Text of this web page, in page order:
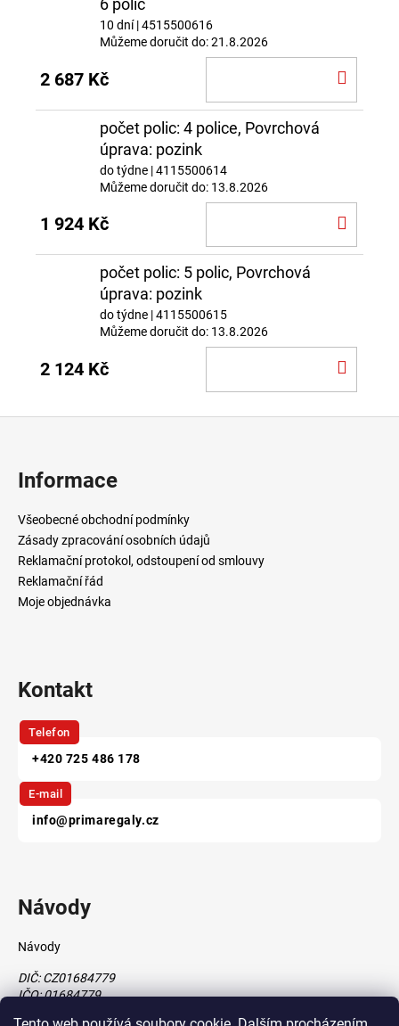
6 polic
10 dní| 4515500616
Můžeme doručit do:21.8.2026
2 687 Kč
počet polic: 4 police, Povrchová
úprava: pozink
do týdne | 4115500614
Můžeme doručit do: 13.8.2026
1 924 Kč
počet polic: 5 polic, Povrchová
úprava: pozink
do týdne | 4115500615
Můžeme doručit do: 13.8.2026
2 124 Kč
Informace
Všeobecné obchodní podmínky
Zásady zpracování osobních údajů
Reklamační protokol, odstoupení od smlouvy
Reklamační řád
Moje objednávka
Kontakt
Telefon
+420 725 486 178
E-mail
info@primaregaly.cz
Návody
Návody
DIČ: CZ01684779
IČO: 01684779